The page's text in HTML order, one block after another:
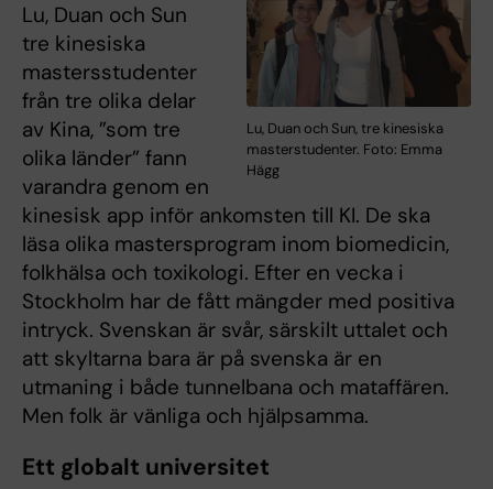
Lu, Duan och Sun, tre kinesiska
masterstudenter. Foto: Emma
Hägg
Lu, Duan och Sun
tre kinesiska
mastersstudenter
från tre olika delar
av Kina, ”som tre
olika länder” fann
varandra genom en
kinesisk app inför ankomsten till KI. De ska
läsa olika mastersprogram inom biomedicin,
folkhälsa och toxikologi. Efter en vecka i
Stockholm har de fått mängder med positiva
intryck. Svenskan är svår, särskilt uttalet och
att skyltarna bara är på svenska är en
utmaning i både tunnelbana och mataffären.
Men folk är vänliga och hjälpsamma.
Ett globalt universitet